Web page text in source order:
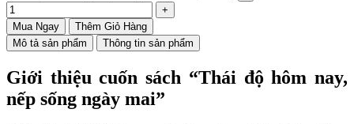
Mua Ngay
Thêm Giỏ Hàng
Mô tả sản phẩm
Thông tin sản phẩm
Giới thiệu cuốn sách “Thái độ hôm nay,
nếp sống ngày mai”